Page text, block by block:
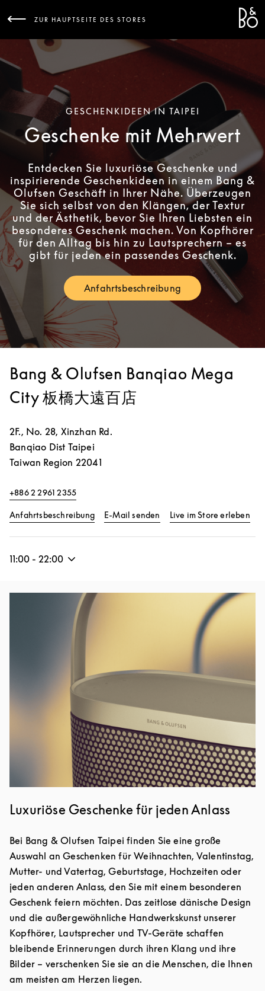
ZUR HAUPTSEITE DES STORES
GESCHENKIDEEN IN TAIPEI
Geschenke mit Mehrwert
Entdecken Sie luxuriöse Geschenke und
inspirierende Geschenkideen in einem Bang &
Olufsen Geschäft in Ihrer Nähe. Überzeugen
Sie sich selbst von den Klängen, der Textur
und der Ästhetik, bevor Sie Ihren Liebsten ein
besonderes Geschenk machen. Von Kopfhörer
für den Alltag bis hin zu Lautsprechern – es
gibt für jeden ein passendes Geschenk.
AnfahrtsbeschreibungLink Opens in New Tab
Bang & Olufsen Banqiao Mega
City 板橋大遠百店
2F., No. 28, Xinzhan Rd.
Banqiao Dist Taipei
Taiwan Region 22041
+886 2 2961 2355
AnfahrtsbeschreibungLink Opens in New Tab
E-Mail senden Live im Store erleben
11:00 - 22:00
Luxuriöse Geschenke für jeden Anlass
Bei Bang & Olufsen Taipei finden Sie eine große
Auswahl an Geschenken für Weihnachten, Valentinstag,
Mutter- und Vatertag, Geburtstage, Hochzeiten oder
jeden anderen Anlass, den Sie mit einem besonderen
Geschenk feiern möchten. Das zeitlose dänische Design
und die außergewöhnliche Handwerkskunst unserer
Kopfhörer, Lautsprecher und TV-Geräte schaffen
bleibende Erinnerungen durch ihren Klang und ihre
Bilder – verschenken Sie sie an die Menschen, die Ihnen
am meisten am Herzen liegen.